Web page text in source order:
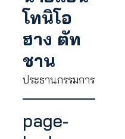
นายแอ
โทนิโอ
ฮาง ตัท
ชาน
ประธานกรรม